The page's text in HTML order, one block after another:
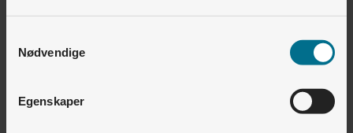
Nødvendige
Egenskaper
Staten kan garantere for 90 prosent av beløpet
ordningen administreres av